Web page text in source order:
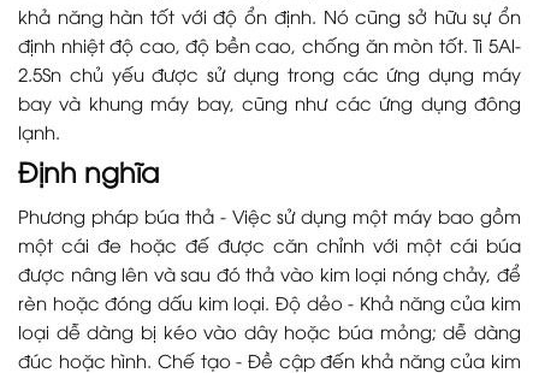
khả năng hàn tốt với độ ổn định. Nó cũng sở hữu sự ổn
định nhiệt độ cao, độ bền cao, chống ăn mòn tốt. Ti 5Al-
2.5Sn chủ yếu được sử dụng trong các ứng dụng máy
bay và khung máy bay, cũng như các ứng dụng đông
lạnh.
Định nghĩa
Phương pháp búa thả - Việc sử dụng một máy bao gồm
một cái đe hoặc đế được căn chỉnh với một cái búa
được nâng lên và sau đó thả vào kim loại nóng chảy, để
rèn hoặc đóng dấu kim loại. Độ dẻo - Khả năng của kim
loại dễ dàng bị kéo vào dây hoặc búa mỏng; dễ dàng
đúc hoặc hình. Chế tạo - Đề cập đến khả năng của kim